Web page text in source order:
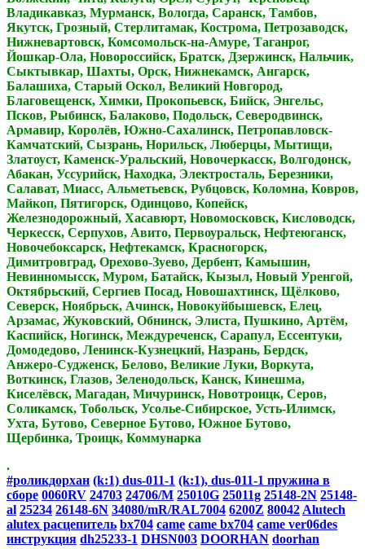
Владикавказ, Мурманск, Вологда, Саранск, Тамбов,
Якутск, Грозный, Стерлитамак, Кострома, Петрозаводск,
Нижневартовск, Комсомольск-на-Амуре, Таганрог,
Йошкар-Ола, Новороссийск, Братск, Дзержинск, Нальчик,
Сыктывкар, Шахты, Орск, Нижнекамск, Ангарск,
Балашиха, Старый Оскол, Великий Новгород,
Благовещенск, Химки, Прокопьевск, Бийск, Энгельс,
Псков, Рыбинск, Балаково, Подольск, Северодвинск,
Армавир, Королёв, Южно-Сахалинск, Петропавловск-
Камчатский, Сызрань, Норильск, Люберцы, Мытищи,
Златоуст, Каменск-Уральский, Новочеркасск, Волгодонск,
Абакан, Уссурийск, Находка, Электросталь, Березники,
Салават, Миасс, Альметьевск, Рубцовск, Коломна, Ковров,
Майкоп, Пятигорск, Одинцово, Копейск,
Железнодорожный, Хасавюрт, Новомосковск, Кисловодск,
Черкесск, Серпухов, Авито, Первоуральск, Нефтеюганск,
Новочебоксарск, Нефтекамск, Красногорск,
Димитровград, Орехово-Зуево, Дербент, Камышин,
Невинномысск, Муром, Батайск, Кызыл, Новый Уренгой,
Октябрьский, Сергиев Посад, Новошахтинск, Щёлково,
Северск, Ноябрьск, Ачинск, Новокуйбышевск, Елец,
Арзамас, Жуковский, Обнинск, Элиста, Пушкино, Артём,
Каспийск, Ногинск, Междуреченск, Сарапул, Ессентуки,
Домодедово, Ленинск-Кузнецкий, Назрань, Бердск,
Анжеро-Судженск, Белово, Великие Луки, Воркута,
Воткинск, Глазов, Зеленодольск, Канск, Кинешма,
Киселёвск, Магадан, Мичуринск, Новотроицк, Серов,
Соликамск, Тобольск, Усолье-Сибирское, Усть-Илимск,
Ухта, Бутово, Северное Бутово, Южное Бутово,
Щербинка, Троицк, Коммунарка
.
#роликдорхан (k:1) dus-011-1 (k:1), dus-011-1 пружина в
сборе 0060RV 24703 24706/M 25010G 25011g 25148-2N 25148-
al 25234 26148-6N 34080/mR/RAL7004 6200Z 80042 Alutech
alutex расцепитель bx704 came came bx704 came ver06des
инструкция dh25233-1 DHSN003 DOORHAN doorhan